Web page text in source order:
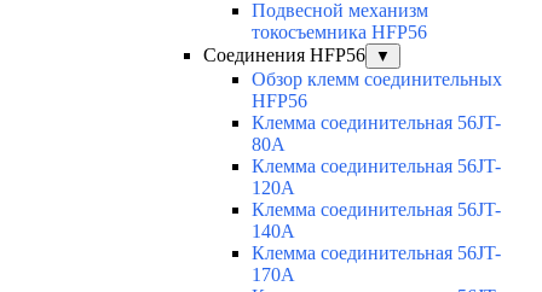
Подвесной механизм
токосъемника HFP56
Соединения HFP56
▼
Обзор клемм соединительных
HFP56
Клемма соединительная 56JT-
80A
Клемма соединительная 56JT-
120A
Клемма соединительная 56JT-
140A
Клемма соединительная 56JT-
170A